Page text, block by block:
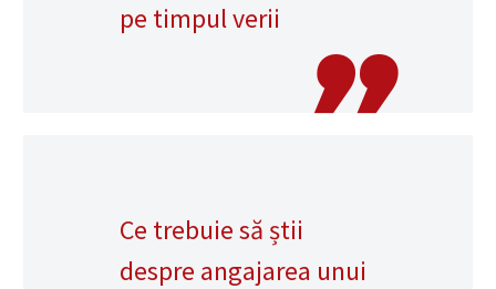
pe timpul verii
Ce trebuie să știi
despre angajarea unui